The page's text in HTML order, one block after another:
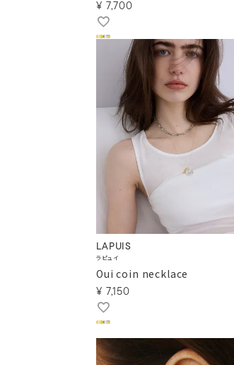
¥ 7,700
LAPUIS
ラピュイ
Oui coin necklace
¥ 7,150